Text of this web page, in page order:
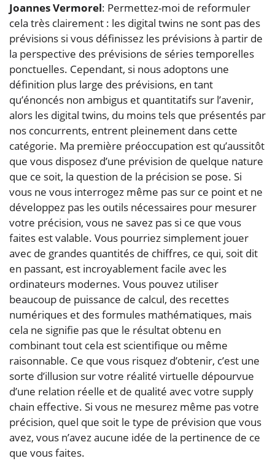
Joannes Vermorel: Permettez-moi de reformuler
cela très clairement : les digital twins ne sont pas des
prévisions si vous définissez les prévisions à partir de
la perspective des prévisions de séries temporelles
ponctuelles. Cependant, si nous adoptons une
définition plus large des prévisions, en tant
qu’énoncés non ambigus et quantitatifs sur l’avenir,
alors les digital twins, du moins tels que présentés par
nos concurrents, entrent pleinement dans cette
catégorie. Ma première préoccupation est qu’aussitôt
que vous disposez d’une prévision de quelque nature
que ce soit, la question de la précision se pose. Si
vous ne vous interrogez même pas sur ce point et ne
développez pas les outils nécessaires pour mesurer
votre précision, vous ne savez pas si ce que vous
faites est valable. Vous pourriez simplement jouer
avec de grandes quantités de chiffres, ce qui, soit dit
en passant, est incroyablement facile avec les
ordinateurs modernes. Vous pouvez utiliser
beaucoup de puissance de calcul, des recettes
numériques et des formules mathématiques, mais
cela ne signifie pas que le résultat obtenu en
combinant tout cela est scientifique ou même
raisonnable. Ce que vous risquez d’obtenir, c’est une
sorte d’illusion sur votre réalité virtuelle dépourvue
d’une relation réelle et de qualité avec votre supply
chain effective. Si vous ne mesurez même pas votre
précision, quel que soit le type de prévision que vous
avez, vous n’avez aucune idée de la pertinence de ce
que vous faites.